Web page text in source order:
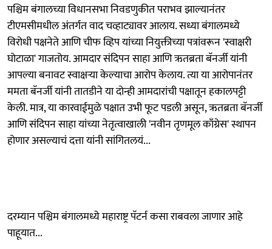
पश्चिम बंगालच्या विधानसभा निवडणुकीत पराभव झाल्यानंतर
टीएमसीमधील अंतर्गत वाद चव्हाट्यावर आलाय. सध्या बंगालमध्ये
विरोधी पक्षनेते आणि चीफ व्हिप यांच्या नियुक्तीच्या पत्रांवरून 'स्वाक्षरी
घोटाळा' गाजतोय. आमदार संदिपन साहा आणि ऋतब्रता बॅनर्जी यांनी
आपल्या बनावट स्वाक्षऱ्या केल्याचा आरोप केलाय. त्या या आरोपानंतर
ममता बॅनर्जी यांनी तातडीने या दोन्ही आमदारांची पक्षातून हकालपट्टी
केली. मात्र, या कारवाईमुळे पक्षात उभी फूट पडली असून, ऋतब्रता बॅनर्जी
आणि संदिपन साहा यांच्या नेतृत्वाखाली 'नवीन तृणमूल काँग्रेस' स्थापन
होणार असल्याचं दत्ता यांनी सांगितलयं...
दरम्यान पश्चिम बंगालमध्ये महाराष्ट्र पॅटर्न कसा राबवला जाणार आहे
पाहूयात...